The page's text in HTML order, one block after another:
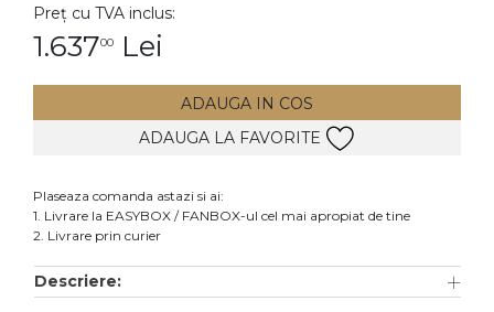
Cercei
Accesorii
Preț cu TVA inclus:
1.63700 Lei
ADAUGA IN COS
ADAUGA LA FAVORITE
Plaseaza comanda astazi si ai:
1. Livrare la EASYBOX / FANBOX-ul cel mai apropiat de tine
2. Livrare prin curier
Descriere: